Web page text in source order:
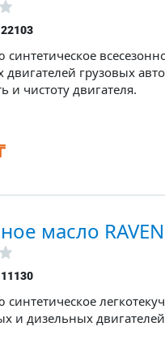
синтетическое
двигателей грузовых
и чистоту двигателя.
масло
синтетическое
и дизельных